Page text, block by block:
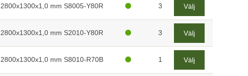
2800x1300x1,0 mm S8005-Y80R 3 Välj
2800x1300x1,0 mm S2010-Y80R 3 Välj
2800x1300x1,0 mm S8010-R70B 1 Välj